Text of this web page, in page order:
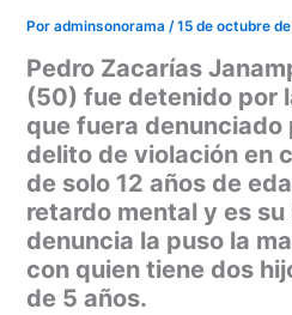
Poradminsonorama/15 de octubre
Pedro Zacarías
(50) fue detenido por
que fuera denunciado
delito de violación en
de solo 12 años de
retardo mental y es su
denuncia la puso la
con quien tiene dos
de 5 años.